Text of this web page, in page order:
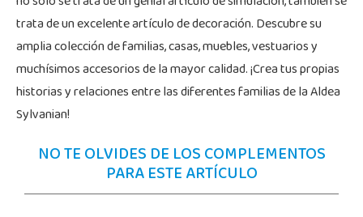
trata de un excelente artículo de decoración. Descubre su
amplia colección de familias, casas, muebles, vestuarios y
muchísimos accesorios de la mayor calidad. ¡Crea tus propias
historias y relaciones entre las diferentes familias de la Aldea
Sylvanian!
NO TE OLVIDES DE LOS COMPLEMENTOS
PARA ESTE ARTÍCULO